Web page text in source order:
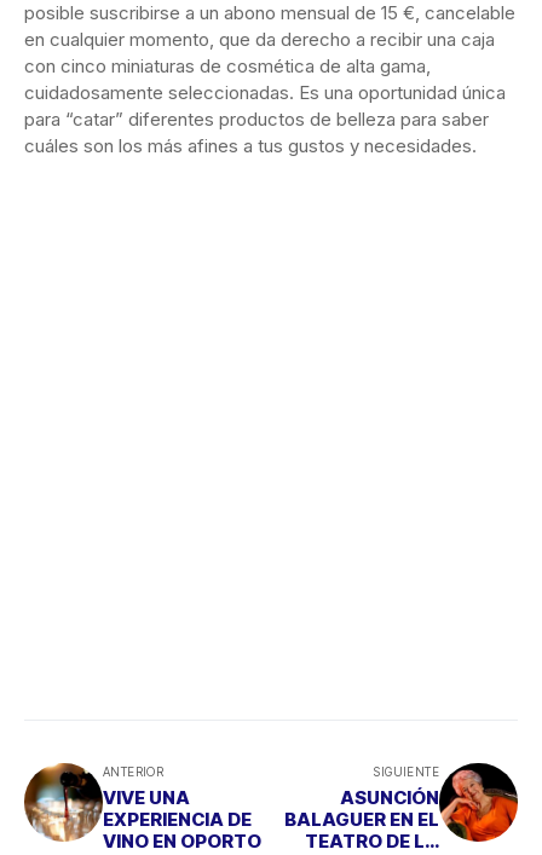
posible suscribirse a un abono mensual de 15 €, cancelable
en cualquier momento, que da derecho a recibir una caja
con cinco miniaturas de cosmética de alta gama,
cuidadosamente seleccionadas. Es una oportunidad única
para “catar” diferentes productos de belleza para saber
cuáles son los más afines a tus gustos y necesidades.
ANTERIOR
VIVE UNA
EXPERIENCIA DE
VINO EN OPORTO
SIGUIENTE
ASUNCIÓN
BALAGUER EN EL
TEATRO DE LA